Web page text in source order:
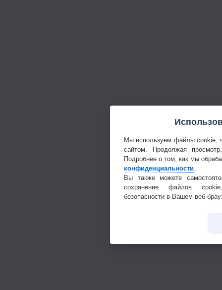
Мы используем файлы cookie,
сайтом. Продолжая
Подробнее о том, как мы
конфиденциальности
Вы также можете
сохранение файлов
безопасности в Вашем веб-